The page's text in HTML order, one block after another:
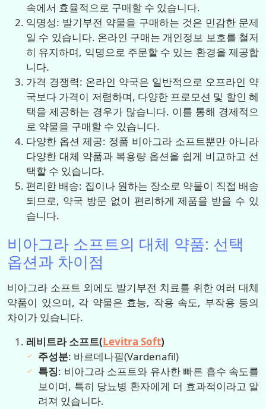
속에서 효율적으로 구매할 수 있습니다.
익명성: 발기부전 약물을 구매하는 것은 민감한 문제
일 수 있습니다. 온라인 구매는 개인정보 보호를 철저
히 유지하며, 익명으로 주문할 수 있는 환경을 제공합
니다.
가격 경쟁력: 온라인 약국은 일반적으로 오프라인 약
국보다 가격이 저렴하며, 다양한 프로모션 및 할인 혜
택을 제공하는 경우가 많습니다. 이를 통해 경제적으
로 약물을 구매할 수 있습니다.
다양한 옵션 제공: 정품 비아그라 소프트뿐만 아니라
다양한 대체 약품과 복용량 옵션을 쉽게 비교하고 선
택할 수 있습니다.
편리한 배송: 집이나 원하는 장소로 약물이 직접 배송
되므로, 약국 방문 없이 편리하게 제품을 받을 수 있
습니다.
비아그라 소프트의 대체 약품: 선택
옵션과 차이점
비아그라 소프트 외에도 발기부전 치료를 위한 여러 대체
약품이 있으며, 각 약물은 효능, 작용 속도, 부작용 등의
차이가 있습니다.
레비트라 소프트(Levitra Soft)
주성분: 바르데나필(Vardenafil)
특징: 비아그라 소프트와 유사한 빠른 흡수 속도를
보이며, 특히 당뇨병 환자에게 더 효과적이라고 알
려져 있습니다.